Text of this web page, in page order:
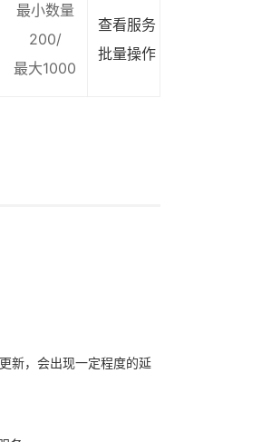
最小数量
200/
最大1000
查看服务
批量操作
新，会出现一定程度的延